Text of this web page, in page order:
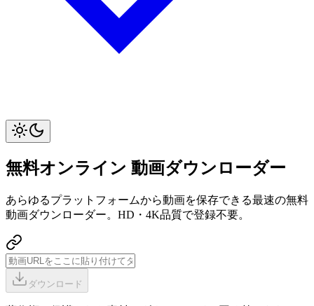
無料オンライン 動画ダウンローダー
あらゆるプラットフォームから動画を保存できる最速の無料
動画ダウンローダー。HD・4K品質で登録不要。
ダウンロード